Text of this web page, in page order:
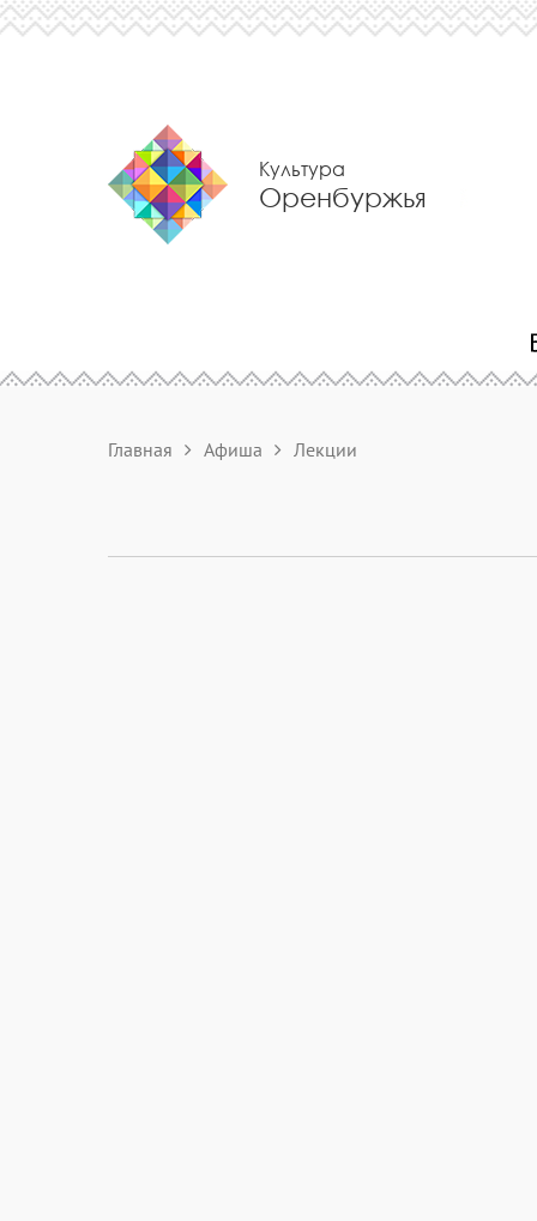
Культура
Оренбуржья
Главная Афиша Лекции